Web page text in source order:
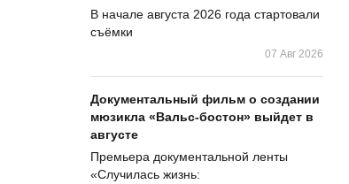
В начале августа 2026 года стартовали
съёмки
07 Авг 2026
Документальный фильм о создании
мюзикла «Вальс-бостон» выйдет в
августе
Премьера документальной ленты
«Случилась жизнь: